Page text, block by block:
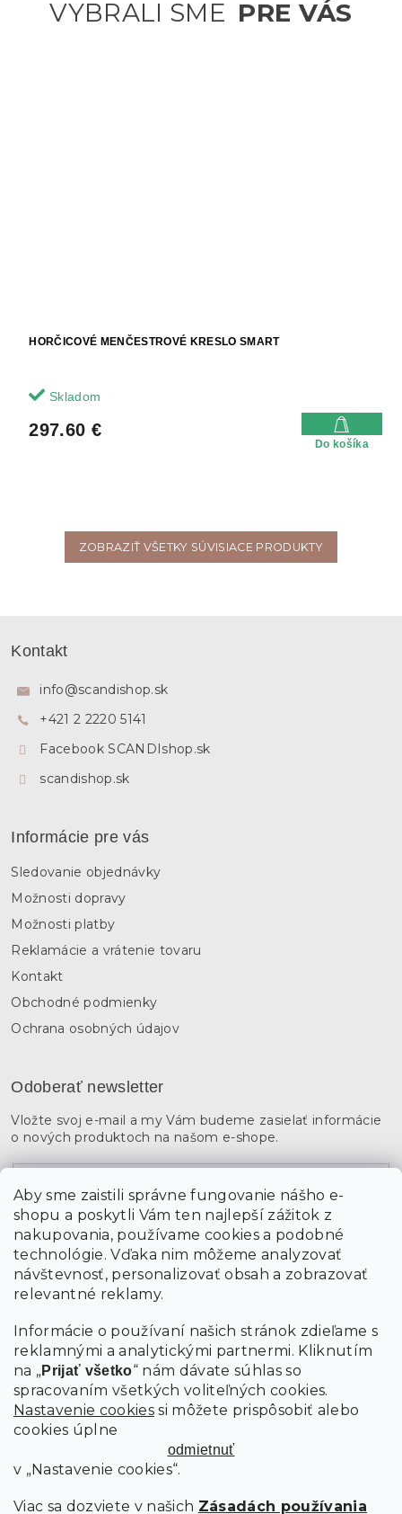
Aby sme zaistili správne fungovanie nášho e-
shopu a poskytli Vám ten najlepší zážitok z
nakupovania, používame cookies a podobné
technológie. Vďaka nim môžeme analyzovať
návštevnosť, personalizovať obsah a zobrazovať
relevantné reklamy.
Informácie o používaní našich stránok zdieľame s
reklamnými a analytickými partnermi. Kliknutím
na „Prijať všetko“ nám dávate súhlas so
spracovaním všetkých voliteľných cookies.
Nastavenie cookies si môžete prispôsobiť alebo
cookies úplne
odmietnuť
v „Nastavenie cookies“.
Viac sa dozviete v našich Zásadách používania
HORČICOVÉ MENČESTROVÉ KRESLO SMART
Skladom
297.60 €
Do košíka
ZOBRAZIŤ VŠETKY SÚVISIACE PRODUKTY
Kontakt
info@scandishop.sk
+421 2 2220 5141
Facebook SCANDIshop.sk
scandishop.sk
Informácie pre vás
Sledovanie objednávky
Možnosti dopravy
Možnosti platby
Reklamácie a vrátenie tovaru
Kontakt
Obchodné podmienky
Ochrana osobných údajov
Odoberať newsletter
Vložte svoj e-mail a my Vám budeme zasielať informácie
o nových produktoch na našom e-shope.
Vložením údajov súhlasíte s podmienkami ochrany
osobných údajov
PRIHLÁSIŤ SA